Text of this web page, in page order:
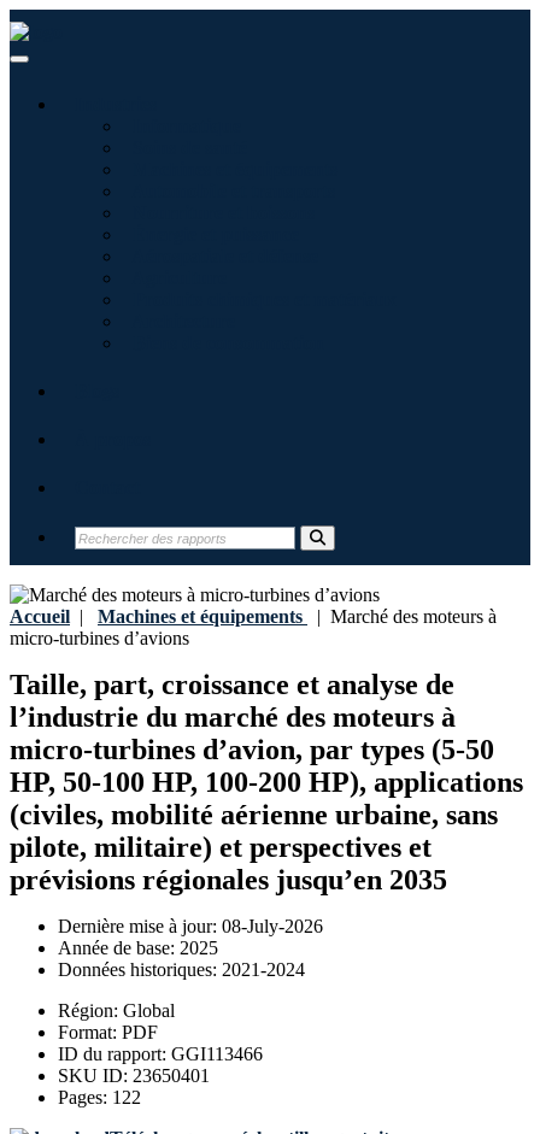
Accueil | Machines et équipements | Marché des moteurs à
micro-turbines d’avions
Taille, part, croissance et analyse de
l’industrie du marché des moteurs à
micro-turbines d’avion, par types (5-50
HP, 50-100 HP, 100-200 HP), applications
(civiles, mobilité aérienne urbaine, sans
pilote, militaire) et perspectives et
prévisions régionales jusqu’en 2035
Dernière mise à jour: 08-July-2026
Année de base: 2025
Données historiques: 2021-2024
Région: Global
Format: PDF
ID du rapport: GGI113466
SKU ID: 23650401
Pages: 122